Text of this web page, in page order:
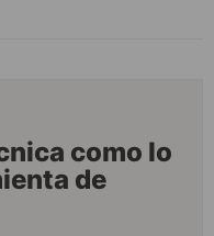
como lo
de